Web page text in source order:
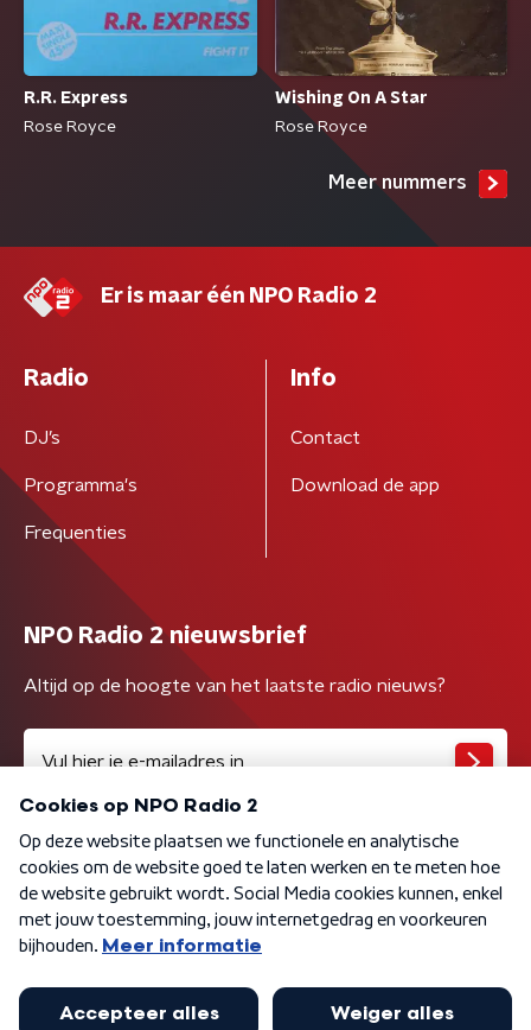
R.R. Express
Rose Royce
Wishing On A Star
Rose Royce
Meer nummers
Er is maar één NPO Radio 2
Radio
DJ’s
Programma's
Frequenties
Info
Contact
Download de app
NPO Radio 2 nieuwsbrief
Altijd op de hoogte van het laatste radio nieuws?
Algemene voorwaarden